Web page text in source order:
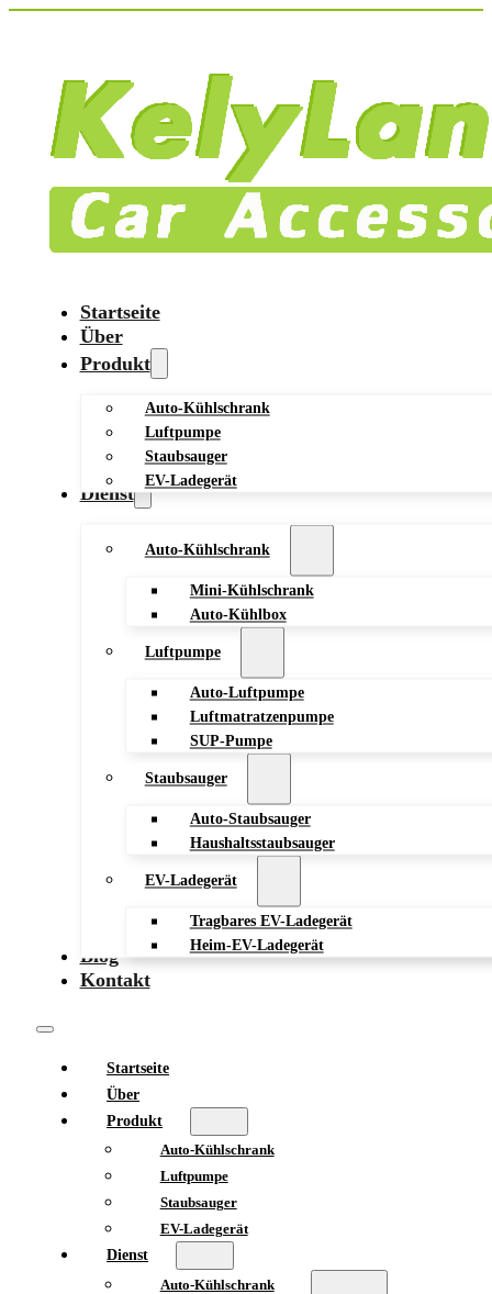
Startseite
Über
Produkt
Auto-Kühlschrank
Luftpumpe
Staubsauger
EV-Ladegerät
Dienst
Auto-Kühlschrank
Mini-Kühlschrank
Auto-Kühlbox
Luftpumpe
Auto-Luftpumpe
Luftmatratzenpumpe
SUP-Pumpe
Staubsauger
Auto-Staubsauger
Haushaltsstaubsauger
EV-Ladegerät
Tragbares EV-Ladegerät
Heim-EV-Ladegerät
Blog
Kontakt
Startseite
Über
Produkt
Auto-Kühlschrank
Luftpumpe
Staubsauger
EV-Ladegerät
Dienst
Auto-Kühlschrank